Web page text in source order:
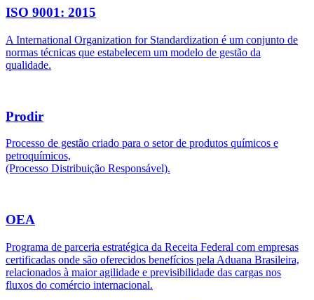
ISO 9001: 2015
A International Organization for Standardization é um conjunto de
normas técnicas que estabelecem um modelo de gestão da
qualidade.
Prodir
Processo de gestão criado para o setor de produtos químicos e
petroquímicos,
(Processo Distribuição Responsável).
OEA
Programa de parceria estratégica da Receita Federal com empresas
certificadas onde são oferecidos benefícios pela Aduana Brasileira,
relacionados à maior agilidade e previsibilidade das cargas nos
fluxos do comércio internacional.